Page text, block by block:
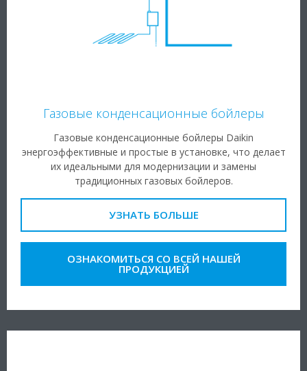
Газовые конденсационные бойлеры
Газовые конденсационные бойлеры Daikin
энергоэффективные и простые в установке, что делает
их идеальными для модернизации и замены
традиционных газовых бойлеров.
УЗНАТЬ БОЛЬШЕ
ОЗНАКОМИТЬСЯ СО ВСЕЙ НАШЕЙ
ПРОДУКЦИЕЙ